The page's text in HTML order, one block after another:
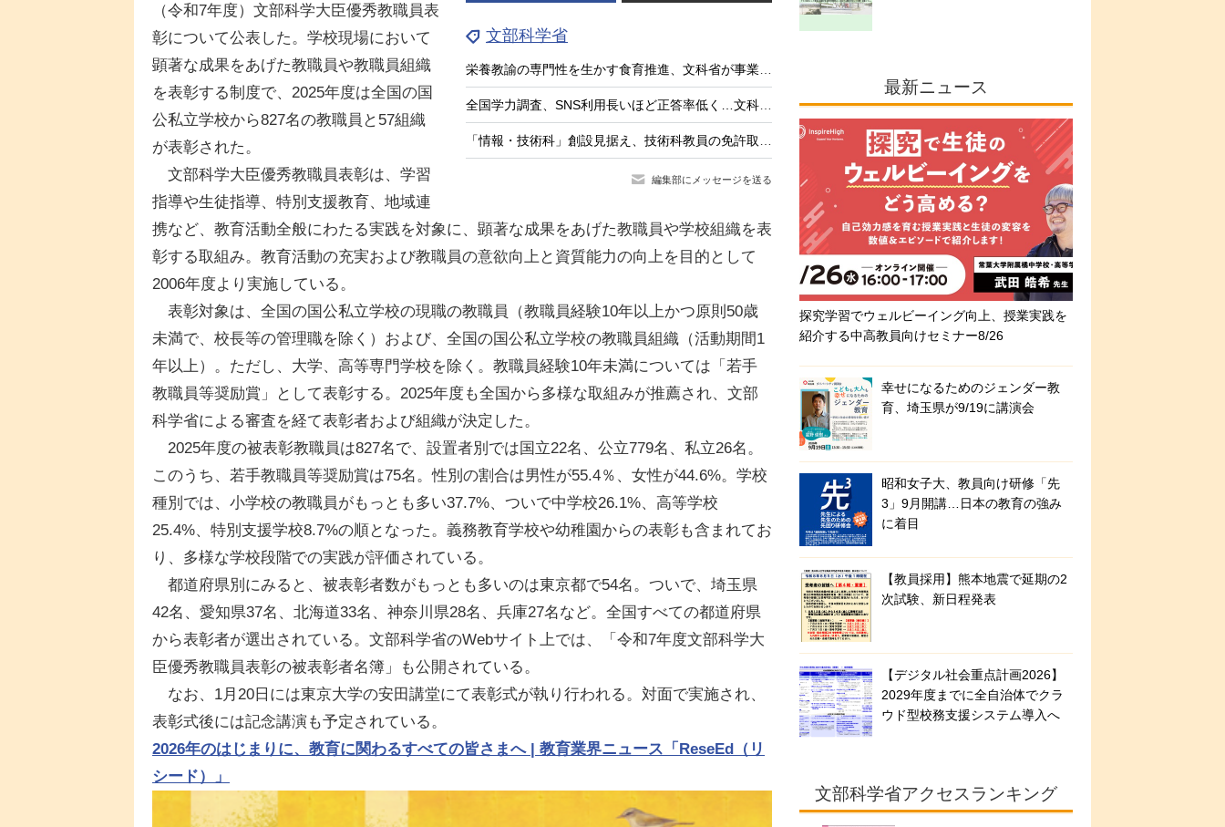
文部科学省
編集部にメッセージを送る
（令和7年度）文部科学大臣優秀教職員表
彰について公表した。学校現場において
顕著な成果をあげた教職員や教職員組織
を表彰する制度で、2025年度は全国の国
公私立学校から827名の教職員と57組織
が表彰された。
文部科学大臣優秀教職員表彰は、学習
指導や生徒指導、特別支援教育、地域連
携など、教育活動全般にわたる実践を対象に、顕著な成果をあげた教職員や学校組織を表
彰する取組み。教育活動の充実および教職員の意欲向上と資質能力の向上を目的として
2006年度より実施している。
表彰対象は、全国の国公私立学校の現職の教職員（教職員経験10年以上かつ原則50歳
未満で、校長等の管理職を除く）および、全国の国公私立学校の教職員組織（活動期間1
年以上）。ただし、大学、高等専門学校を除く。教職員経験10年未満については「若手
教職員等奨励賞」として表彰する。2025年度も全国から多様な取組みが推薦され、文部
科学省による審査を経て表彰者および組織が決定した。
2025年度の被表彰教職員は827名で、設置者別では国立22名、公立779名、私立26名。
このうち、若手教職員等奨励賞は75名。性別の割合は男性が55.4％、女性が44.6%。学校
種別では、小学校の教職員がもっとも多い37.7%、ついで中学校26.1%、高等学校
25.4%、特別支援学校8.7%の順となった。義務教育学校や幼稚園からの表彰も含まれてお
り、多様な学校段階での実践が評価されている。
都道府県別にみると、被表彰者数がもっとも多いのは東京都で54名。ついで、埼玉県
42名、愛知県37名、北海道33名、神奈川県28名、兵庫27名など。全国すべての都道府県
から表彰者が選出されている。文部科学省のWebサイト上では、「令和7年度文部科学大
臣優秀教職員表彰の被表彰者名簿」も公開されている。
なお、1月20日には東京大学の安田講堂にて表彰式が執り行われる。対面で実施され、
表彰式後には記念講演も予定されている。
2026年のはじまりに、教育に関わるすべての皆さまへ | 教育業界ニュース「ReseEd（リ
シード）」
最新ニュース
探究学習でウェルビーイング向上、授業実践を
紹介する中高教員向けセミナー8/26
幸せになるためのジェンダー教
育、埼玉県が9/19に講演会
昭和女子大、教員向け研修「先
3」9月開講…日本の教育の強み
に着目
【教員採用】熊本地震で延期の2
次試験、新日程発表
【デジタル社会重点計画2026】
2029年度までに全自治体でクラ
ウド型校務支援システム導入へ
文部科学省アクセスランキング